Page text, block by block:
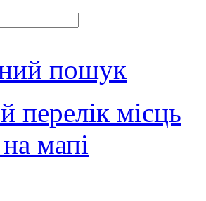
пошук
перелік місць
мапі